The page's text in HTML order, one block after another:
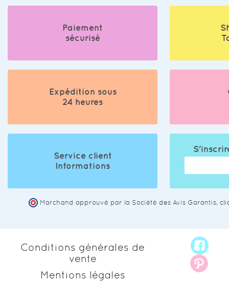
Paiement
sécurisé
Expédition sous
24 heures
Service client
Informations
Marchand approuvé par la Société des Avis Garantis,
Conditions générales de
vente
Mentions légales